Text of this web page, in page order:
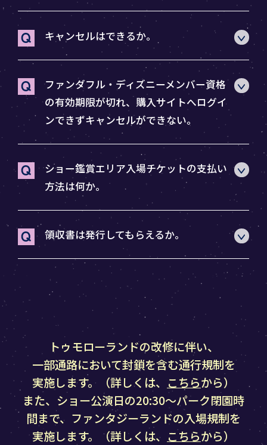
キャンセルはできるか。
ファンダフル・ディズニーメンバー資格
の有効期限が切れ、購入サイトへログイ
ンできずキャンセルができない。
ショー鑑賞エリア入場チケットの支払い
方法は何か。
領収書は発行してもらえるか。
トゥモローランドの改修に伴い、
一部通路において封鎖を含む通行規制を
実施します。（詳しくは、 こちらから）
また、ショー公演日の20:30～パーク閉園時
間まで、 ファンタジーランドの入場規制を
実施します。（詳しくは、 こちらから）